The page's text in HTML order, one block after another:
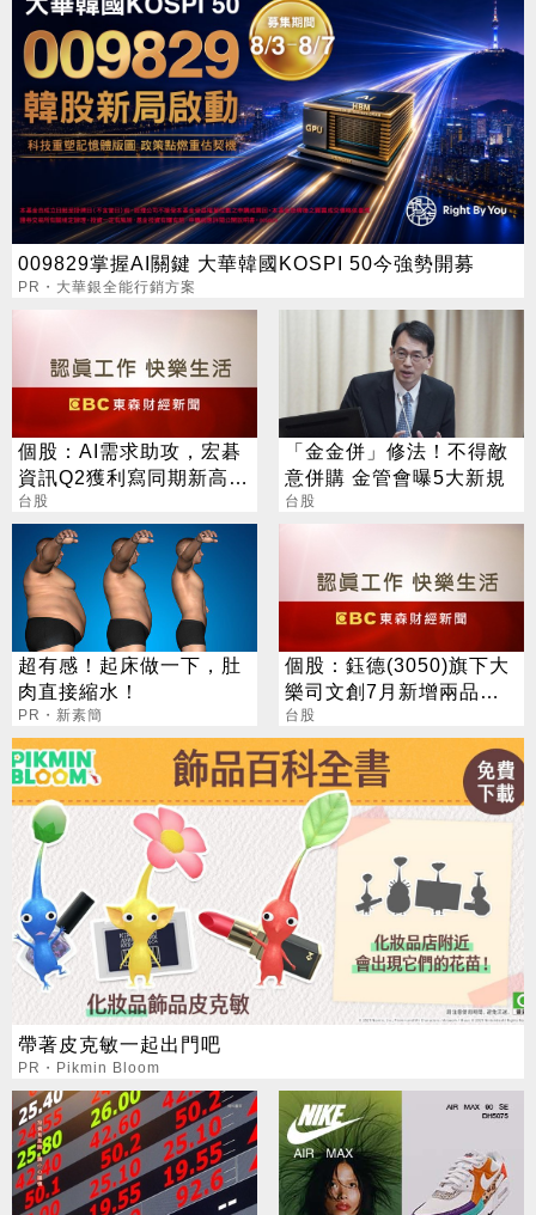
009829掌握AI關鍵 大華韓國KOSPI 50今強勢開募
PR・大華銀全能行銷方案
個股：AI需求助攻，宏碁
資訊Q2獲利寫同期新高，
H1每股盈餘創高達9.49元
台股
「金金併」修法！不得敵
意併購 金管會曝5大新規
台股
超有感！起床做一下，肚
肉直接縮水！
PR・新素簡
個股：鈺德(3050)旗下大
樂司文創7月新增兩品
牌，營收朝6.1億元邁進
台股
帶著皮克敏一起出門吧
PR・Pikmin Bloom